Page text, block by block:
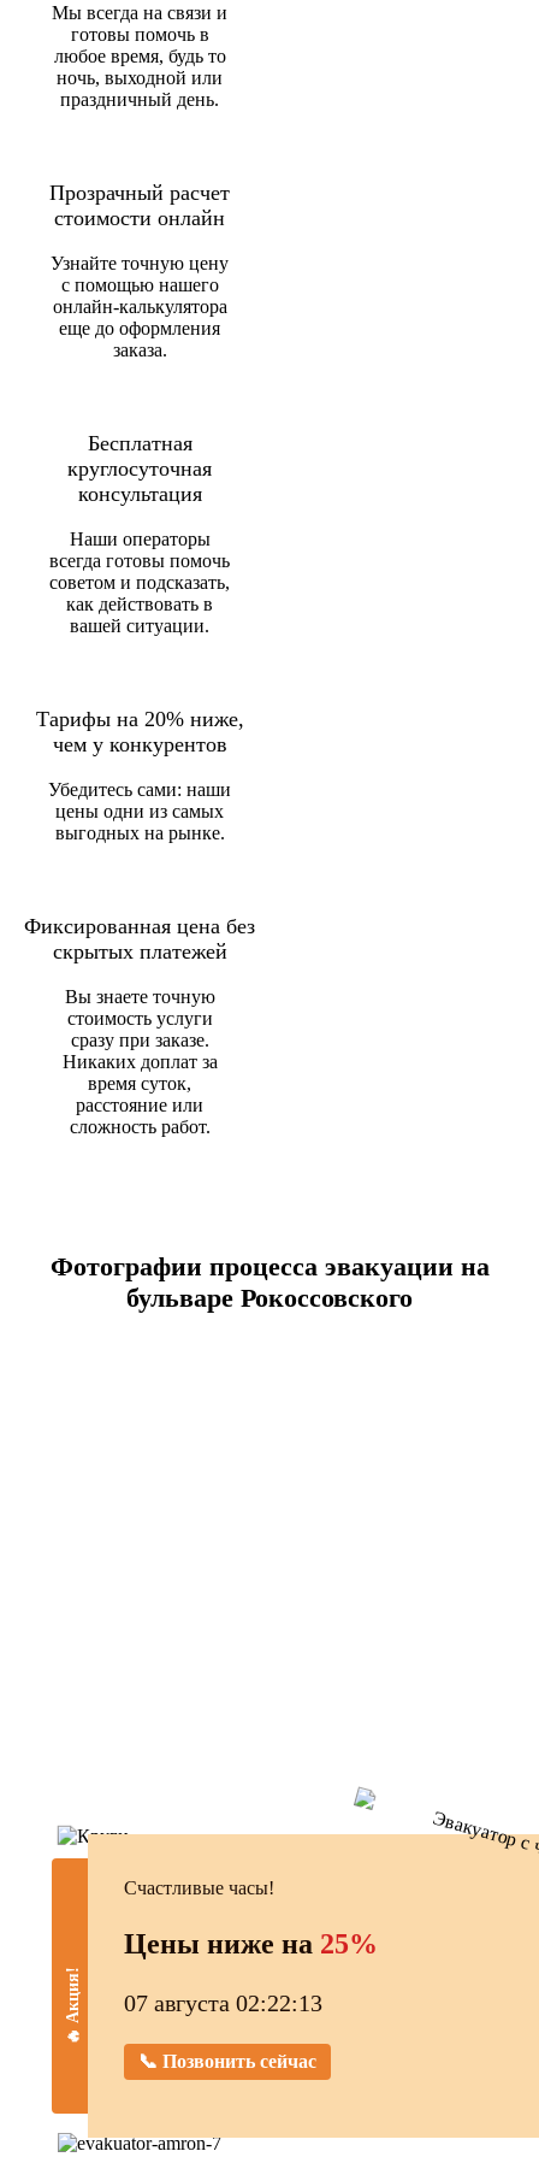
🔥 Акция!
Счастливые часы!
Цены ниже на 25%
07 августа 02:22:14
📞 Позвонить сейчас
Мы всегда на связи и
готовы помочь в
любое время, будь то
ночь, выходной или
праздничный день.
Прозрачный расчет
стоимости онлайн
Узнайте точную цену
с помощью нашего
онлайн-калькулятора
еще до оформления
заказа.
Бесплатная
круглосуточная
консультация
Наши операторы
всегда готовы помочь
советом и подсказать,
как действовать в
вашей ситуации.
Тарифы на 20% ниже,
чем у конкурентов
Убедитесь сами: наши
цены одни из самых
выгодных на рынке.
Фиксированная цена без
скрытых платежей
Вы знаете точную
стоимость услуги
сразу при заказе.
Никаких доплат за
время суток,
расстояние или
сложность работ.
Фотографии процесса эвакуации на
бульваре Рокоссовского